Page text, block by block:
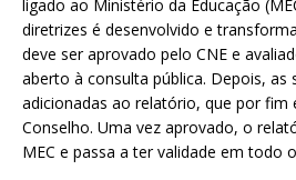
ligado ao Ministério da Educação
diretrizes é desenvolvido e
deve ser aprovado pelo CNE e
aberto à consulta pública. Depois, as
adicionadas ao relatório, que por fim
Conselho. Uma vez aprovado, o
MEC e passa a ter validade em todo